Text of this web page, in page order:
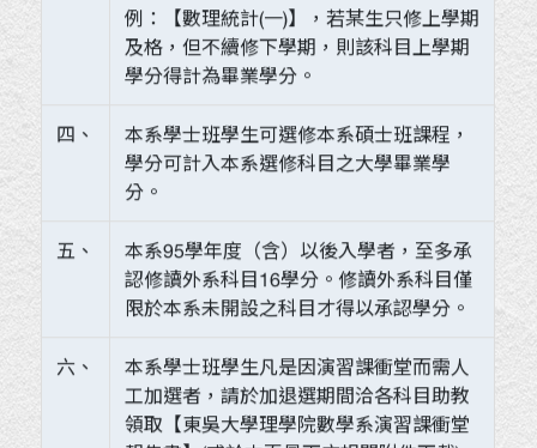
例：【數理統計(一)】，若某生只修上學期
及格，但不續修下學期，則該科目上學期
學分得計為畢業學分。
四、
本系學士班學生可選修本系碩士班課程，
學分可計入本系選修科目之大學畢業學
分。
五、
本系95學年度（含）以後入學者，至多承
認修讀外系科目16學分。修讀外系科目僅
限於本系未開設之科目才得以承認學分。
六、 本系學士班學生凡是因演習課衝堂而需人
工加選者，請於加退選期間洽各科目助教
領取【東吳大學理學院數學系演習課衝堂